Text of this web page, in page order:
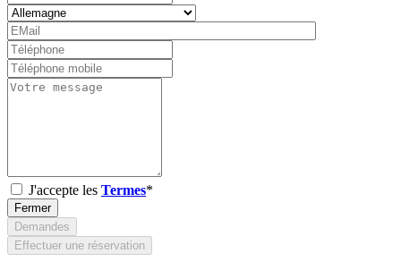
J'accepte les Termes*
Fermer
Demandes
Effectuer une réservation